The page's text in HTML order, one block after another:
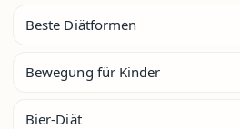
Beste Diätformen
Bewegung für Kinder
Bier-Diät